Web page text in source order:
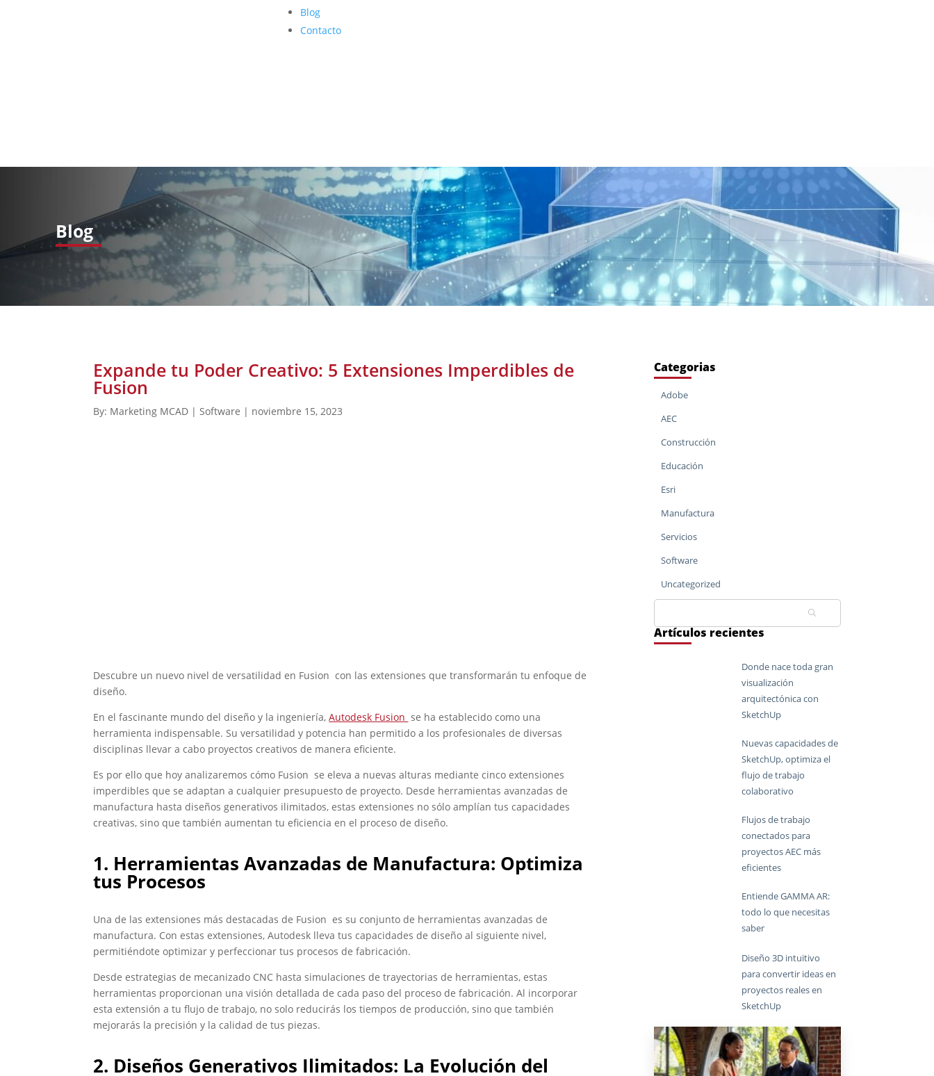
Blog
Contacto
Blog
Expande tu Poder Creativo: 5 Extensiones Imperdibles de
Fusion
By: Marketing MCAD | Software | noviembre 15, 2023
Descubre un nuevo nivel de versatilidad en Fusion con las extensiones que transformarán tu enfoque de
diseño.
En el fascinante mundo del diseño y la ingeniería,Autodesk Fusion se ha establecido como una
herramienta indispensable. Su versatilidad y potencia han permitido a los profesionales de diversas
disciplinas llevar a cabo proyectos creativos de manera eficiente.
Es por ello que hoy analizaremos cómo Fusion se eleva a nuevas alturas mediante cinco extensiones
imperdibles que se adaptan a cualquier presupuesto de proyecto. Desde herramientas avanzadas de
manufactura hasta diseños generativos ilimitados, estas extensiones no sólo amplían tus capacidades
creativas, sino que también aumentan tu eficiencia en el proceso de diseño.
1. Herramientas Avanzadas de Manufactura: Optimiza
tus Procesos
Una de las extensiones más destacadas de Fusion es su conjunto de herramientas avanzadas de
manufactura. Con estas extensiones, Autodesk lleva tus capacidades de diseño al siguiente nivel,
permitiéndote optimizar y perfeccionar tus procesos de fabricación.
Desde estrategias de mecanizado CNC hasta simulaciones de trayectorias de herramientas, estas
herramientas proporcionan una visión detallada de cada paso del proceso de fabricación. Al incorporar
esta extensión a tu flujo de trabajo, no solo reducirás los tiempos de producción, sino que también
mejorarás la precisión y la calidad de tus piezas.
2. Diseños Generativos Ilimitados: La Evolución del
Categorias
Adobe
AEC
Construcción
Educación
Esri
Manufactura
Servicios
Software
Uncategorized
Artículos recientes
Donde nace toda gran
visualización
arquitectónica con
SketchUp
Nuevas capacidades de
SketchUp, optimiza el
flujo de trabajo
colaborativo
Flujos de trabajo
conectados para
proyectos AEC más
eficientes
Entiende GAMMA AR:
todo lo que necesitas
saber
Diseño 3D intuitivo
para convertir ideas en
proyectos reales en
SketchUp